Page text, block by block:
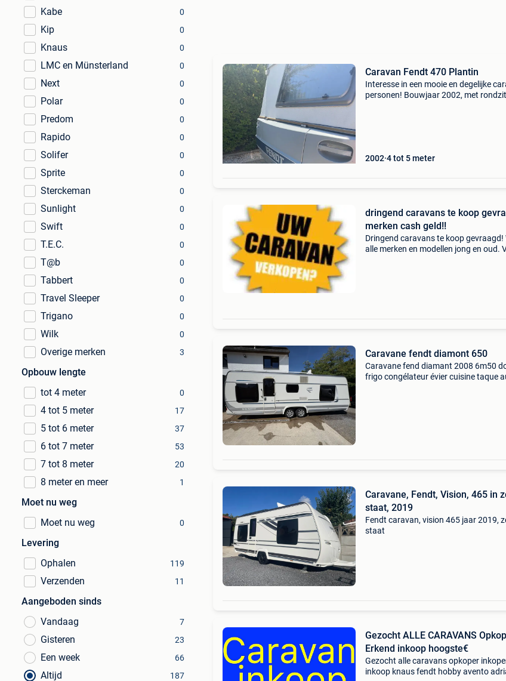
Kabe 0
Kip 0
Knaus 0
LMC en Münsterland 0
Next 0
Polar 0
Predom 0
Rapido 0
Solifer 0
Sprite 0
Sterckeman 0
Sunlight 0
Swift 0
T.E.C. 0
T@b 0
Tabbert 0
Travel Sleeper 0
Trigano 0
Wilk 0
Overige merken 3
Opbouw lengte
tot 4 meter
0
4 tot 5 meter 17
5 tot 6 meter 37
6 tot 7 meter 53
7 tot 8 meter 20
8 meter en meer 1
Moet nu weg
Moet nu weg
0
Levering
Ophalen
119
Verzenden 11
Aangeboden sinds
Vandaag
7
Gisteren 23
Een week 66
Altijd 187
Caravan Fendt 470 Plantin
Interesse in een mooie en degelijke
personen! Bouwjaar 2002, met
2002 4 tot 5 meter
dringend caravans te koop
merken cash geld!!
Dringend caravans te koop gevraagd!
alle merken en modellen jong en oud.
Caravane fendt diamont 650
Caravane fend diamant 2008 6m50
frigo congélateur évier cuisine taque
Caravane, Fendt, Vision, 465 in
staat, 2019
Fendt caravan, vision 465 jaar 2019,
staat
Gezocht ALLE CARAVANS
Erkend inkoop hoogste€
Gezocht alle caravans opkoper
inkoop knaus fendt hobby avento